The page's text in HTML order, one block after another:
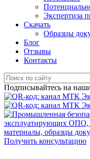
Экспертиза
Скачать
Образцы
Блог
Отзывы
Контакты
Подписывайтесь на
Получить консультацию